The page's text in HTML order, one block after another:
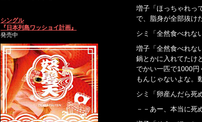
シングル
『日本列島ワッショイ計画』
発売中
増子「ほっちゃれっ
で、脂身が全部抜け
シミ「全然食べれな
増子「全然食べれな
鍋とかに入れてたけ
でかい一匹で1000
もんじゃないよな。
シミ「卵産んだら死
－－あー、本当に死